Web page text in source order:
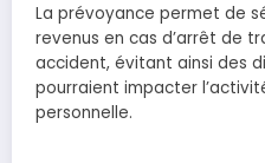
La prévoyance permet de
revenus en cas d’arrêt de
accident, évitant ainsi des
pourraient impacter
personnelle.